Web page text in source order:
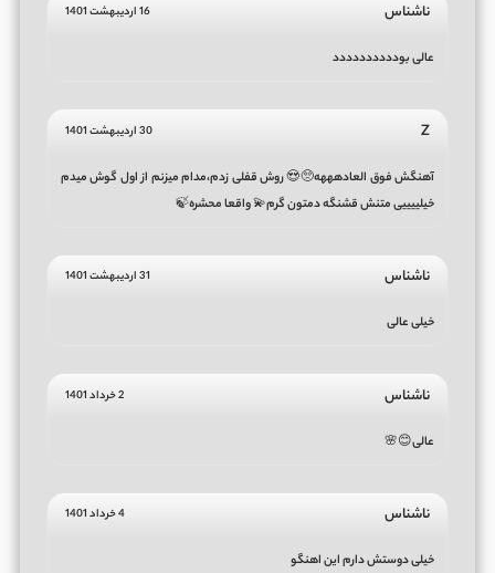
ناشناس 16 اردیبهشت 1401
عالی بودددددددددد
Z 30 اردیبهشت 1401
آهنگش فوق العادهههه🥺😍 روش قفلی زدم،مدام میزنم از اول گوش میدم
خیلییییی متنش قشنگه دمتون گرم💫 واقعا محشره🍃
ناشناس 31 اردیبهشت 1401
خیلی عالی
ناشناس 2 خرداد 1401
عالی😊🌸
ناشناس 4 خرداد 1401
خیلی دوستش دارم این اهنگو